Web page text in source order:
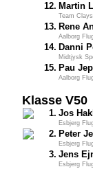
12. Martin
Team
13. Rene
Aalborg
14. Danni
Midtjysk
15. Pau
Aalborg
Klasse V50
1. Jos
Esbjerg
2. Peter
Esbjerg
3. Jens
Esbjerg